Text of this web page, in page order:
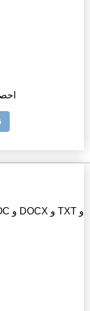
3)